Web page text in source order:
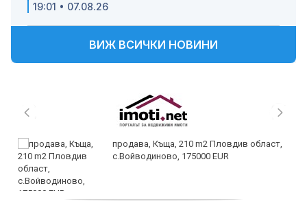
19:01 • 07.08.26
ВИЖ ВСИЧКИ НОВИНИ
продава, Къща, 210 m2 Пловдив област,
с.Войводиново, 175000 EUR